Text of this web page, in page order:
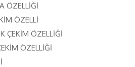
ÖZELLİĞİ
ÖZELLİ
ÇEKİM ÖZELLİĞİ
ÖZELLİĞİ